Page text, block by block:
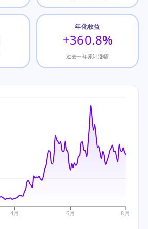
年化收益
+360.8%
过去一年累计涨幅
4月 6月 8月